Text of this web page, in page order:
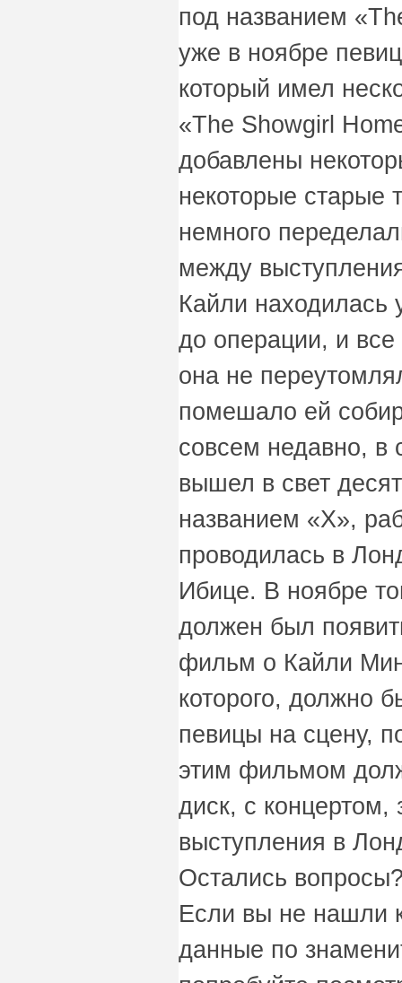
под названием
уже в ноябре
который имел
«The Showgirl
добавлены
некоторые старые
немного
между
Кайли находилась
до операции, и
она не
помешало ей
совсем недавно, в
вышел в свет
названием «Х»,
проводилась в
Ибице. В ноябре
должен был
фильм о Кайли
которого, должно
певицы на сцену,
этим фильмом
диск, с
выступления в
Остались
Если вы не нашли
данные по